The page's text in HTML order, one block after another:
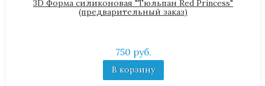
3D Форма силиконовая "Тюльпан Red Princess"
(предварительный заказ)
750 руб.
В корзину